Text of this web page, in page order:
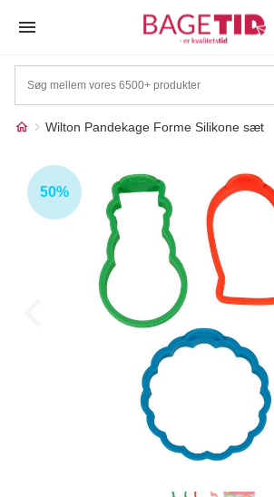
Wilton Pandekage Forme Silikone sæt
Måske kunne nogle af
disse produkter have din
interesse?
50%